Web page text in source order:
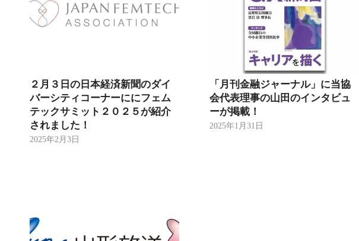
２月３日の日本経済新聞のダイ
バーシティコーナーににフェム
テックサミット２０２５が紹介
されました！
2025年2月3日
「月刊金融ジャーナル」に当協
会代表理事の山田のインタビュ
ーが掲載！
2025年1月31日